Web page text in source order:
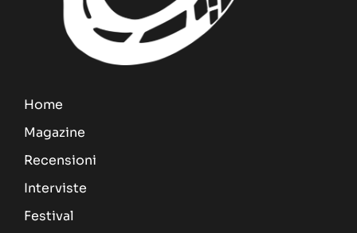
Home
Magazine
Recensioni
Interviste
Festival